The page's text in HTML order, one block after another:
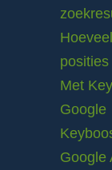
Met
Google
Google